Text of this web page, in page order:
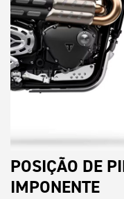
POSIÇÃO DE
IMPONENTE